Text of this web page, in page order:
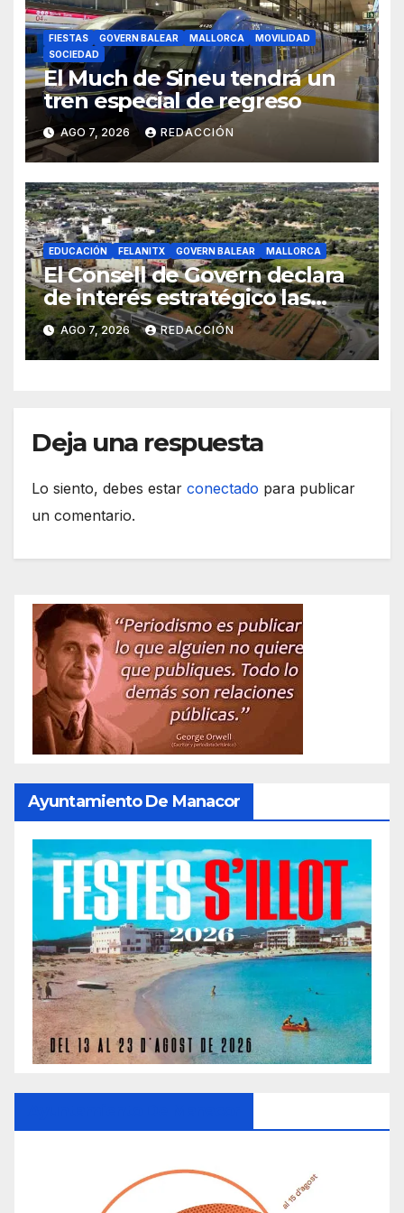
FIESTAS GOVERN BALEAR MALLORCA
MOVILIDAD
SOCIEDAD
El Much de Sineu tendrá un
tren especial de regreso
AGO 7, 2026 REDACCIÓN
EDUCACIÓN FELANITX GOVERN BALEAR MALLORCA
El Consell de Govern declara
de interés estratégico las
obras de acceso al nuevo
CEIP de Felanitx
AGO 7, 2026 REDACCIÓN
Deja una respuesta
Lo siento, debes estar conectado para publicar
un comentario.
Ayuntamiento De Manacor